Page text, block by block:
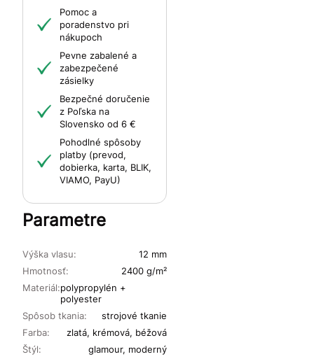
Pomoc a
poradenstvo pri
nákupoch
Pevne zabalené a
zabezpečené
zásielky
Bezpečné doručenie
z Poľska na
Slovensko od 6 €
Pohodlné spôsoby
platby (prevod,
dobierka, karta, BLIK,
VIAMO, PayU)
Parametre
Výška vlasu:
12 mm
Hmotnosť:
2400 g/m²
Materiál:polypropylén +
polyester
Spôsob tkania:
strojové tkanie
Farba: zlatá, krémová, béžová
Štýl: glamour, moderný